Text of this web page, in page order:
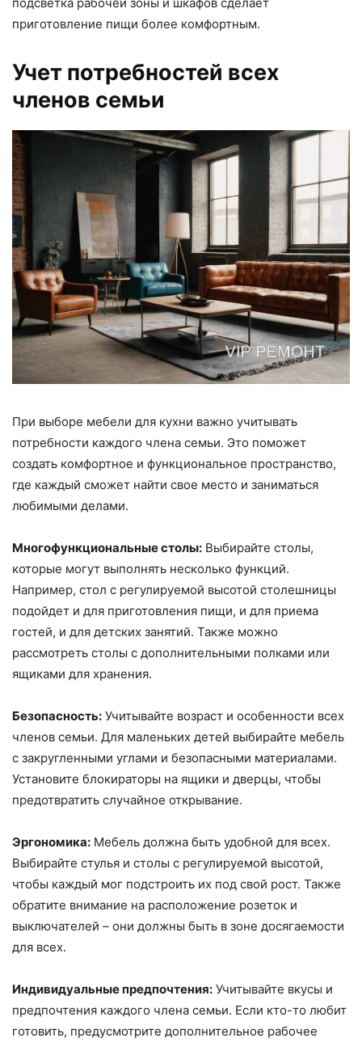
приготовление пищи более комфортным.
Учет потребностей всех
членов семьи
При выборе мебели для кухни важно учитывать
потребности каждого члена семьи. Это поможет
создать комфортное и функциональное пространство,
где каждый сможет найти свое место и заниматься
любимыми делами.
Многофункциональные столы: Выбирайте столы,
которые могут выполнять несколько функций.
Например, стол с регулируемой высотой столешницы
подойдет и для приготовления пищи, и для приема
гостей, и для детских занятий. Также можно
рассмотреть столы с дополнительными полками или
ящиками для хранения.
Безопасность: Учитывайте возраст и особенности всех
членов семьи. Для маленьких детей выбирайте мебель
с закругленными углами и безопасными материалами.
Установите блокираторы на ящики и дверцы, чтобы
предотвратить случайное открывание.
Эргономика: Мебель должна быть удобной для всех.
Выбирайте стулья и столы с регулируемой высотой,
чтобы каждый мог подстроить их под свой рост. Также
обратите внимание на расположение розеток и
выключателей – они должны быть в зоне досягаемости
для всех.
Индивидуальные предпочтения: Учитывайте вкусы и
предпочтения каждого члена семьи. Если кто-то любит
готовить, предусмотрите дополнительное рабочее